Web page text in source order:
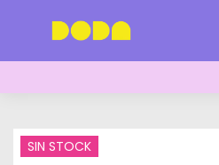
SIN STOCK